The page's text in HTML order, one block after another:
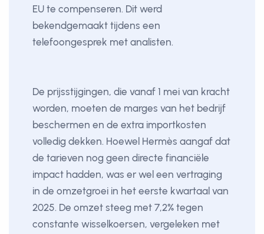
EU te compenseren. Dit werd
bekendgemaakt tijdens een
telefoongesprek met analisten.
De prijsstijgingen, die vanaf 1 mei van kracht
worden, moeten de marges van het bedrijf
beschermen en de extra importkosten
volledig dekken. Hoewel Hermès aangaf dat
de tarieven nog geen directe financiële
impact hadden, was er wel een vertraging
in de omzetgroei in het eerste kwartaal van
2025. De omzet steeg met 7,2% tegen
constante wisselkoersen, vergeleken met